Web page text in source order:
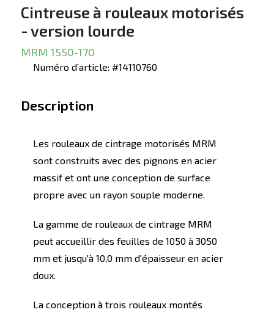
Cintreuse à rouleaux motorisés
- version lourde
MRM 1550-170
Numéro d’article: #14110760
Description
Les rouleaux de cintrage motorisés MRM
sont construits avec des pignons en acier
massif et ont une conception de surface
propre avec un rayon souple moderne.
La gamme de rouleaux de cintrage MRM
peut accueillir des feuilles de 1050 à 3050
mm et jusqu'à 10,0 mm d'épaisseur en acier
doux.
La conception à trois rouleaux montés